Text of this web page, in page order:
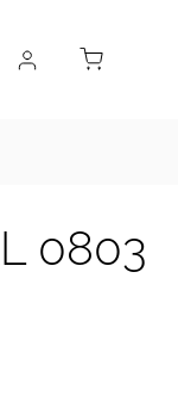
Kontakt
0803